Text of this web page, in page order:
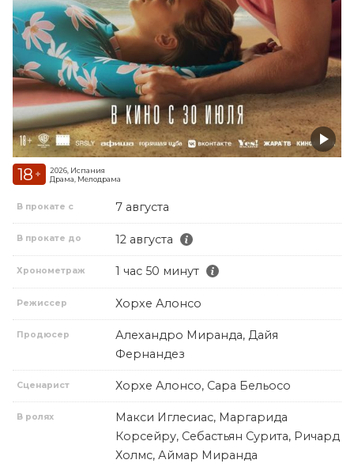
18 +
2026, Испания
Драма, Мелодрама
В прокате с 7 августа
В прокате до 12 августа
Хронометраж 1 час 50 минут
Режиссер Хорхе Алонсо
Продюсер
Алехандро Миранда, Дайя
Фернандез
Сценарист Хорхе Алонсо, Сара Бельосо
В ролях
Макси Иглесиас, Маргарида
Корсейру, Себастьян Сурита, Ричард
Холмс, Аймар Миранда